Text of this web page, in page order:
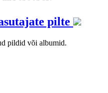
pilte
pildid või albumid.